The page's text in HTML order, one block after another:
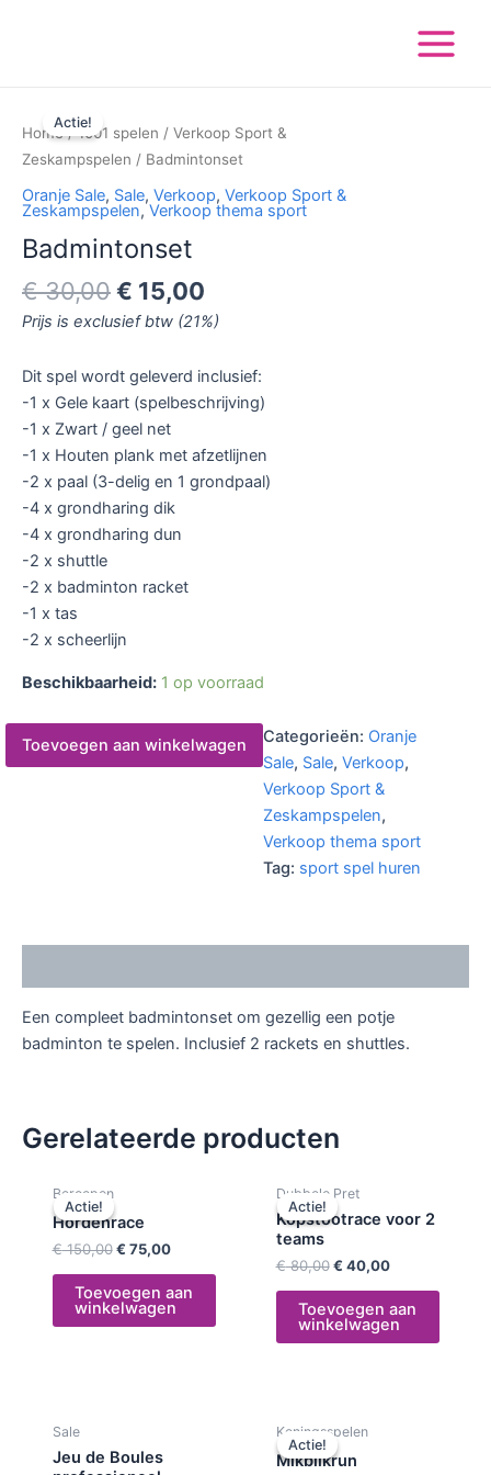
Menu
Actie!
Home/1001 spelen / Verkoop Sport &
Zeskampspelen / Badmintonset
Oranje Sale, Sale, Verkoop, Verkoop Sport &
Zeskampspelen,Verkoop thema sport
Badmintonset
€30,00
prijs
was:
€ 15,00
prijs
is:
Prijs is exclusief btw (21%)
Dit spel wordt geleverd inclusief:
-1 x Gele kaart (spelbeschrijving)
-1 x Zwart / geel net
-1 x Houten plank met afzetlijnen
-2 x paal (3-delig en 1 grondpaal)
-4 x grondharing dik
-4 x grondharing dun
-2 x shuttle
-2 x badminton racket
-1 x tas
-2 x scheerlijn
Beschikbaarheid: 1 op voorraad
aantal
Toevoegen aan winkelwagen Categorieën: Oranje
Sale, Sale,Verkoop,
Verkoop Sport &
Zeskampspelen,
Verkoop thema sport
Tag: sport spel huren
Een compleet badmintonset om gezellig een potje
badminton te spelen. Inclusief 2 rackets en shuttles.
Gerelateerde producten
Actie!
Actie!
Beroepen
Hordenrace
€150,00
was:
€ 75,00
Toevoegen aan
winkelwagen
Actie!
Actie!
Dubbele Pret
Kopstootrace voor 2
teams
€80,00
prijs
was:
€ 40,00
is:
Toevoegen aan
winkelwagen
Sale
Jeu de Boules
Actie!
Actie!
Koningsspelen
Mikblikrun
prijs
was: